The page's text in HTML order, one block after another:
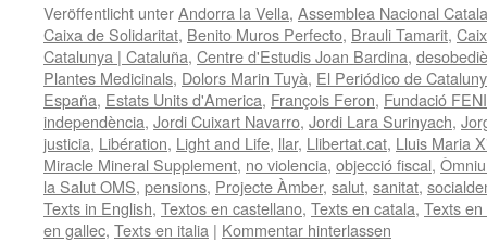
Veröffentlicht unterAndorra la Vella, Assemblea Nacional
Caixa de Solidaritat, Benito Muros Perfecto, Brauli Tamarit,
Catalunya | Cataluña, Centre d'Estudis Joan Bardina,
Plantes Medicinals, Dolors Marin Tuyà, El Periódico de
España, Estats Units d'America, François Feron, Fundació
independència, Jordi Cuixart Navarro, Jordi Lara Surinyach,
justicia, Libération, Light and Life, llar, Llibertat.cat, Lluis Maria
Miracle Mineral Supplement, no violencia, objecció fiscal,
la Salut OMS, pensions, Projecte Àmber, salut, sanitat,
Texts in English, Textos en castellano, Texts en catala, Texts
en gallec, Texts en italia | Kommentar hinterlassen